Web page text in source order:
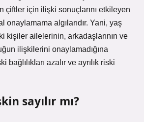
çiftler için ilişki sonuçlarını etkileyen
onaylamama algılarıdır. Yani, yaş
kişiler ailelerinin, arkadaşlarının ve
ilişkilerini onaylamadığına
bağlılıkları azalır ve ayrılık riski
sayılır mı?